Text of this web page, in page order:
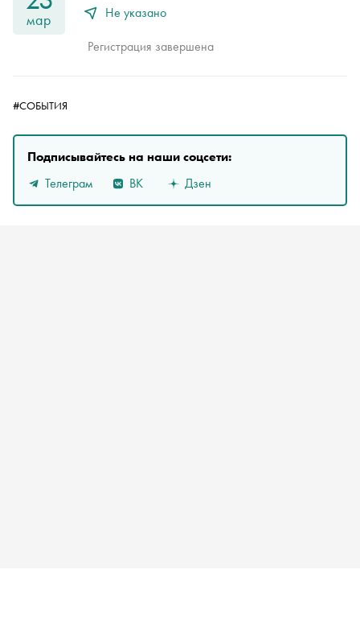
мар
Не указано
Регистрация завершена
#СОБЫТИЯ
Подписывайтесь на наши соцсети:
Телеграм
ВК Дзен